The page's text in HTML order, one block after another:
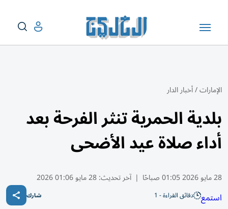
الإمارات/أخبار الدار
بلدية الحمرية تنثر الفرحة بعد
أداء صلاة عيد الأضحى
28 مايو 2026 01:05 صباحًا | آخر تحديث:28 مايو 01:06 2026
استمع دقائق القراءة - 1 شارك